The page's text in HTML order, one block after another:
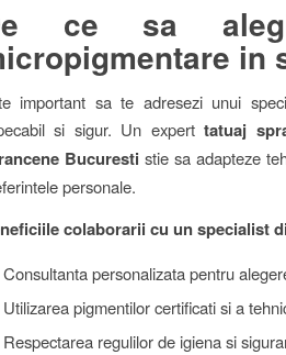
ce sa
in
important sa te adresezi unui
si sigur. Un experttatuaj
Bucuresti stie sa adapteze
personale.
colaborarii cu un specialist
Consultanta personalizata pentru
Utilizarea pigmentilor certificati si a
Respectarea regulilor de igiena si